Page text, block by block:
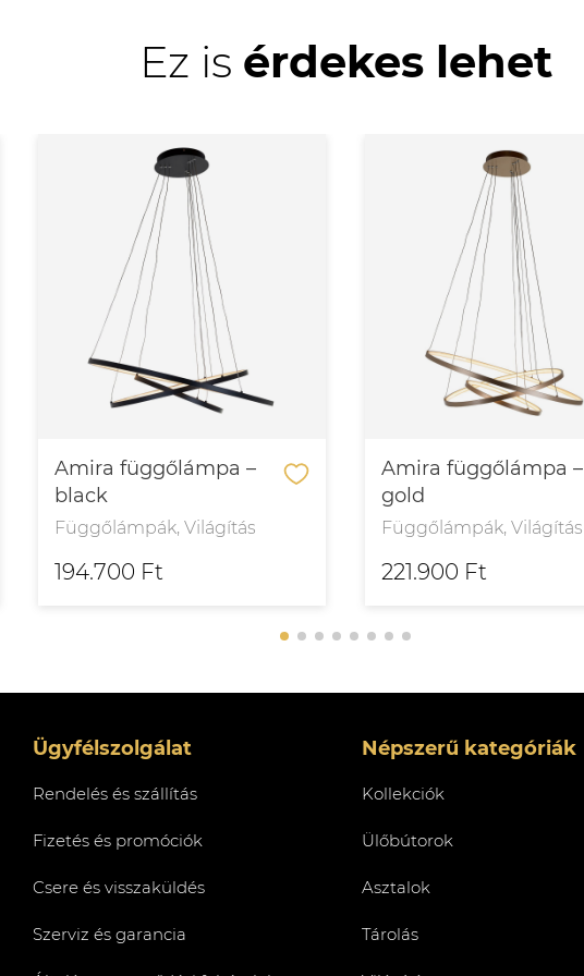
Ez is érdekes lehet
Amira függőlámpa –
black
Függőlámpák, Világítás
194.700 Ft
Amira függőlámpa –
gold
Függőlámpák, Világítás
221.900 Ft
Ügyfélszolgálat
Rendelés és szállítás
Fizetés és promóciók
Csere és visszaküldés
Szerviz és garancia
Népszerű kategóriák
Kollekciók
Ülőbútorok
Asztalok
Tárolás